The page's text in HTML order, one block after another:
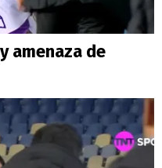
amenaza de